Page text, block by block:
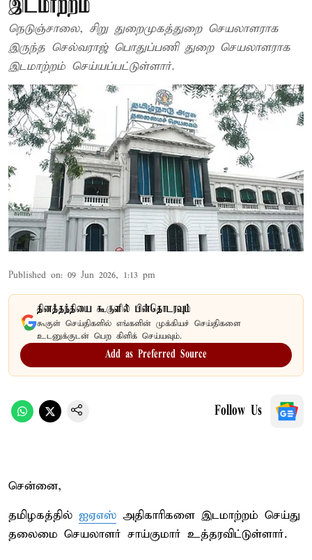
இடமாற்றம்
நெடுஞ்சாலை, சிறு துறைமுகத்துறை செயலாளராக
இருந்த செல்வராஜ் பொதுப்பணி துறை செயலாளராக
இடமாற்றம் செய்யப்பட்டுள்ளார்.
Published on: 09 Jun 2026, 1:13 pm
தினத்தந்தியை கூகுளில் பின்தொடரவும்
கூகுள் செய்திகளில் எங்களின் முக்கியச் செய்திகளை
உடனுக்குடன் பெற கிளிக் செய்யவும்.
Add as Preferred Source
Follow Us
சென்னை,
தமிழகத்தில் ஐஏஎஸ் அதிகாரிகளை இடமாற்றம் செய்து
தலைமை செயலாளர் சாய்குமார் உத்தரவிட்டுள்ளார்.